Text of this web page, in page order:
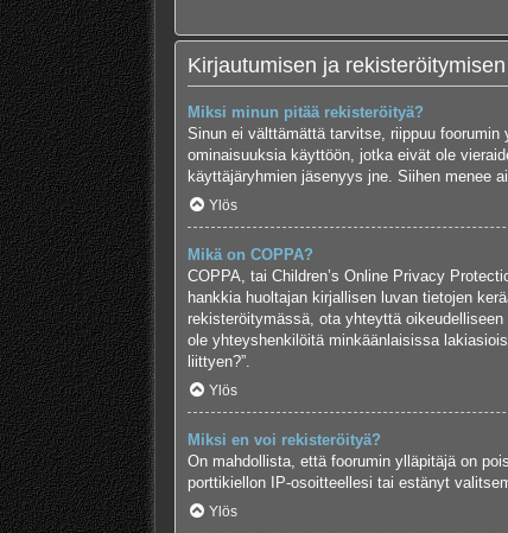
Kirjautumisen ja
Miksi minun pitää rekisteröityä?
Sinun ei välttämättä tarvitse, riippuu
ominaisuuksia käyttöön, jotka eivät ole
käyttäjäryhmien jäsenyys jne. Siihen menee
Ylös
Mikä on COPPA?
COPPA, tai Children’s Online Privacy
hankkia huoltajan kirjallisen luvan tietojen
rekisteröitymässä, ota yhteyttä
ole yhteyshenkilöitä minkäänlaisissa
liittyen?”.
Ylös
Miksi en voi rekisteröityä?
On mahdollista, että foorumin ylläpitäjä on
porttikiellon IP-osoitteellesi tai estänyt
Ylös